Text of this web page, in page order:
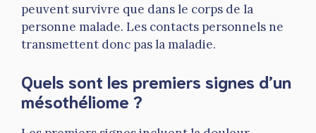
peuvent survivre que dans le corps de la
personne malade. Les contacts personnels ne
transmettent donc pas la maladie.
Quels sont les premiers signes d’un
mésothéliome ?